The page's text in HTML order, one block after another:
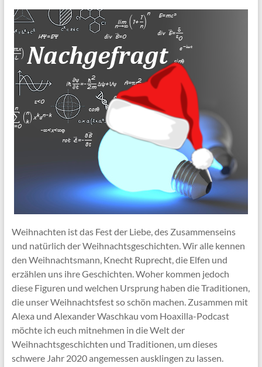
Weihnachten ist das Fest der Liebe, des Zusammenseins
und natürlich der Weihnachtsgeschichten. Wir alle kennen
den Weihnachtsmann, Knecht Ruprecht, die Elfen und
erzählen uns ihre Geschichten. Woher kommen jedoch
diese Figuren und welchen Ursprung haben die Traditionen,
die unser Weihnachtsfest so schön machen. Zusammen mit
Alexa und Alexander Waschkau vom Hoaxilla-Podcast
möchte ich euch mitnehmen in die Welt der
Weihnachtsgeschichten und Traditionen, um dieses
schwere Jahr 2020 angemessen ausklingen zu lassen.